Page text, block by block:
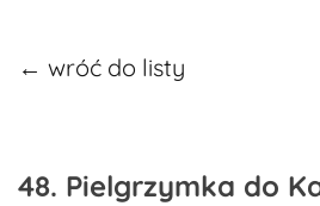
← wróć do listy
48. Pielgrzymka do